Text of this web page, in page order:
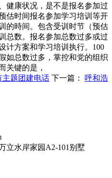
健康状况，是不是报名参加过
估时间报名参加学习培训等开
的時间。包含受训时节（预估
总数。报名参加总数过多或过
计方案和学习培训执行。100
如总数过多，掌控和党的组织
关键的是，
主题团建电话 下一篇： 呼和浩
立水岸家园A2-101别墅